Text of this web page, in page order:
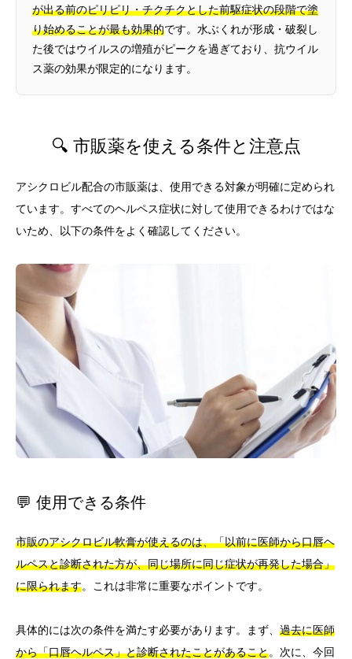
が出る前のピリピリ・チクチクとした前駆症状の段階で塗
り始めることが最も効果的です。水ぶくれが形成・破裂し
た後ではウイルスの増殖がピークを過ぎており、抗ウイル
ス薬の効果が限定的になります。
🔍 市販薬を使える条件と注意点
アシクロビル配合の市販薬は、使用できる対象が明確に定められ
ています。すべてのヘルペス症状に対して使用できるわけではな
いため、以下の条件をよく確認してください。
💬 使用できる条件
市販のアシクロビル軟膏が使えるのは、「以前に医師から口唇ヘ
ルペスと診断された方が、同じ場所に同じ症状が再発した場合」
に限られます。これは非常に重要なポイントです。
具体的には次の条件を満たす必要があります。まず、 過去に医師
から「口唇ヘルペス」と診断されたことがあること。次に、今回